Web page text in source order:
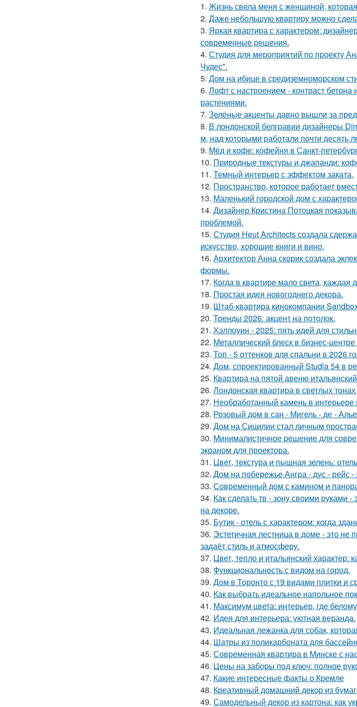
1. Жизнь свела меня с женщиной,
2. Даже небольшую квартиру можно
3. Яркая квартира с характером:
современные решения.
4. Студия для мероприятий по проекту
Чудес".
5. Дом на ибице в средиземноморском
6. Лофт с настроением - контраст
растениями.
7. Зелёные акценты давно вышли за
8. В лондонской белгравии дизайнеры
м, над которыми работали почти десять
9. Мёд и кофе: кофейня в Санкт-
10. Природные текстуры и джапанди:
11. Темный интерьер с эффектом заката.
12. Пространство, которое работает
13. Маленький городской дом с
14. Дизайнер Кристина Потоцкая
проблемой.
15. Студия Heut Architects создала
искусство, хорошие книги и вино.
16. Архитектор Анна скорик создала
формы.
17. Когда в квартире мало света,
18. Простая идея новогоднего декора.
19. Штаб-квартира кинокомпании
20. Тренды 2026: акцент на потолок.
21. Хэллоуин - 2025: пять идей для
22. Металлический блеск в бизнес-
23. Топ - 5 оттенков для спальни в 2026
24. Дом, спроектированный Studia 54 в
25. Квартира на пятой авеню
26. Лондонская квартира в светлых
27. Необработанный камень в интерьере
28. Розовый дом в сан - Мигель - де -
29. Дом на Сицилии стал личным
30. Минималистичное решение для
экраном для проектора.
31. Цвет, текстура и пышная зелень:
32. Дом на побережье Ангра - дус - рейс
33. Современный дом с камином и
34. Как сделать тв - зону своими руками
на декоре.
35. Бутик - отель с характером: когда
36. Эстетичная лестница в доме - это не
задаёт стиль и атмосферу.
37. Цвет, тепло и итальянский характер:
38. Функциональность с видом на город.
39. Дом в Торонто с 19 видами плитки и
40. Как выбрать идеальное напольное
41. Максимум цвета: интерьер, где
42. Идея для интерьера: уютная веранда.
43. Идеальная лежанка для собак,
44. Шатры из поликарбоната для
45. Современная квартира в Минске с
46. Цены на заборы под ключ: полное
47. Какие интересные факты о Кремле
48. Креативный домашний декор из
49. Самодельный декор из картона: как